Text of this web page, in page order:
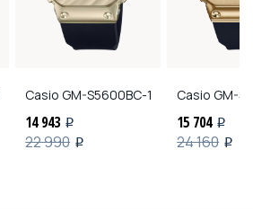
Casio GM-S5600BC-1
14 943 i
22 990 i
Casio GM-
15 704 i
24 160 i